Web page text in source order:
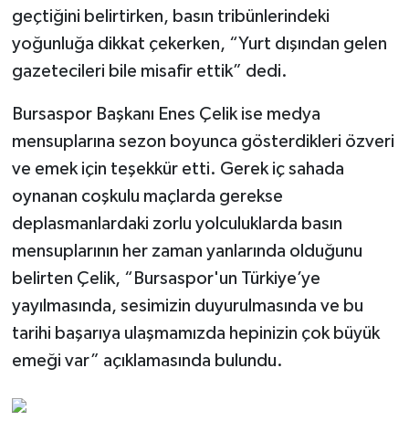
geçtiğini belirtirken, basın tribünlerindeki
yoğunluğa dikkat çekerken, “Yurt dışından gelen
gazetecileri bile misafir ettik” dedi.
Bursaspor Başkanı Enes Çelik ise medya
mensuplarına sezon boyunca gösterdikleri özveri
ve emek için teşekkür etti. Gerek iç sahada
oynanan coşkulu maçlarda gerekse
deplasmanlardaki zorlu yolculuklarda basın
mensuplarının her zaman yanlarında olduğunu
belirten Çelik, “Bursaspor'un Türkiye’ye
yayılmasında, sesimizin duyurulmasında ve bu
tarihi başarıya ulaşmamızda hepinizin çok büyük
emeği var” açıklamasında bulundu.